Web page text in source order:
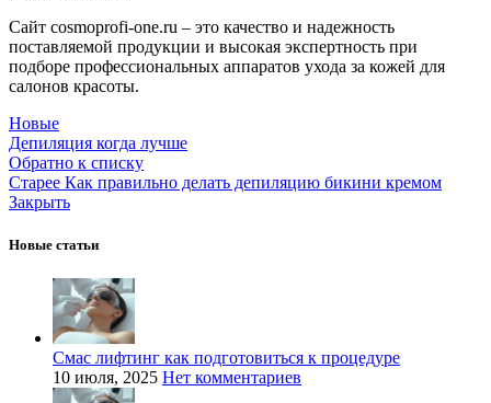
Сайт cosmoprofi-one.ru – это качество и надежность
поставляемой продукции и высокая экспертность при
подборе профессиональных аппаратов ухода за кожей для
салонов красоты.
Новые
Депиляция когда лучше
Обратно к списку
Старее Как правильно делать депиляцию бикини кремом
Закрыть
Новые статьи
Смас лифтинг как подготовиться к процедуре
10 июля, 2025 Нет комментариев